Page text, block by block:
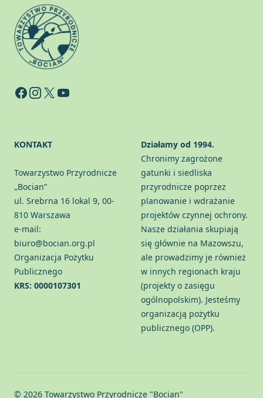
Facebook
Instagram
X YouTube
KONTAKT
Towarzystwo Przyrodnicze
„Bocian”
ul. Srebrna 16 lokal 9, 00-
810 Warszawa
e-mail:
biuro@bocian.org.pl
Organizacja Pożytku
Publicznego
KRS: 0000107301
Działamy od 1994.
Chronimy zagrożone
gatunki i siedliska
przyrodnicze poprzez
planowanie i wdrażanie
projektów czynnej ochrony.
Nasze działania skupiają
się głównie na Mazowszu,
ale prowadzimy je również
w innych regionach kraju
(projekty o zasięgu
ogólnopolskim). Jesteśmy
organizacją pożytku
publicznego (OPP).
© 2026 Towarzystwo Przyrodnicze "Bocian"